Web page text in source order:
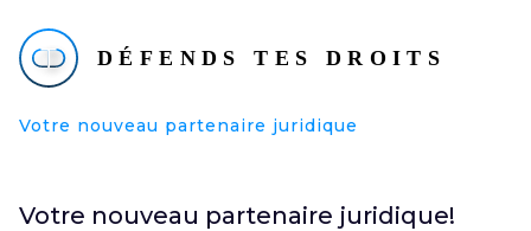
Votre nouveau partenaire juridique
Votre nouveau partenaire juridique!